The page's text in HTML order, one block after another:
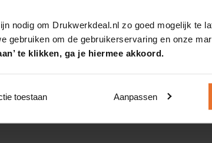
nodig om Drukwerkdeal.nl zo goed mogelijk te
gebruiken om de gebruikerservaring en onze
te klikken, ga je hiermee akkoord.
toestaan Aanpassen